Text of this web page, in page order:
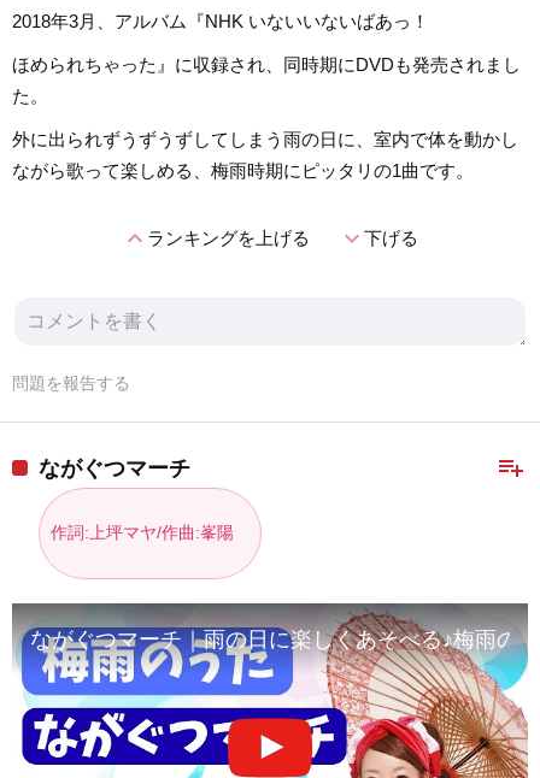
2018年3月、アルバム『NHK いないいないばあっ！
ほめられちゃった』に収録され、同時期にDVDも発売されまし
た。
外に出られずうずうずしてしまう雨の日に、室内で体を動かし
ながら歌って楽しめる、梅雨時期にピッタリの1曲です。
expand_lessランキングを上げる expand_more下げる
問題を報告する
playlist_add
ながぐつマーチ
作詞:上坪マヤ/作曲:峯陽
ながぐつマーチ｜雨の日に楽しくあそべる♪梅雨の